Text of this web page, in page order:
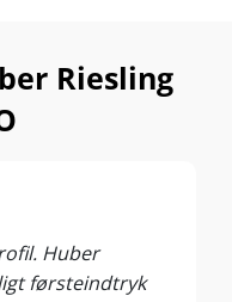
kød, sprøde grøntsager
Riesling
Huber
førsteindtryk